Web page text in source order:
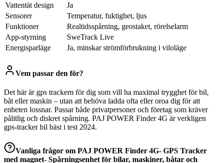
Vattentät design
Ja
Sensorer
Temperatur, fuktighet, ljus
Funktioner
Realtidsspårning, geostaket, rörelselarm
App-styrning
SweTrack Live
Energisparläge
Ja, minskar strömförbrukning i viloläge
Vem passar den för?
Det här är gps trackern för dig som vill ha maximal trygghet för bil,
båt eller maskin – utan att behöva ladda ofta eller oroa dig för att
enheten lossnar. Passar både privatpersoner och företag som kräver
pålitlig och diskret spårning. PAJ POWER Finder 4G är verkligen
gps-tracker bil bäst i test 2024.
Vanliga frågor om PAJ POWER Finder 4G- GPS Tracker
med magnet- Spårningsenhet för bilar, maskiner, båtar och